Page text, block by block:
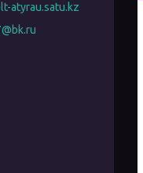
atyrau.satu.kz